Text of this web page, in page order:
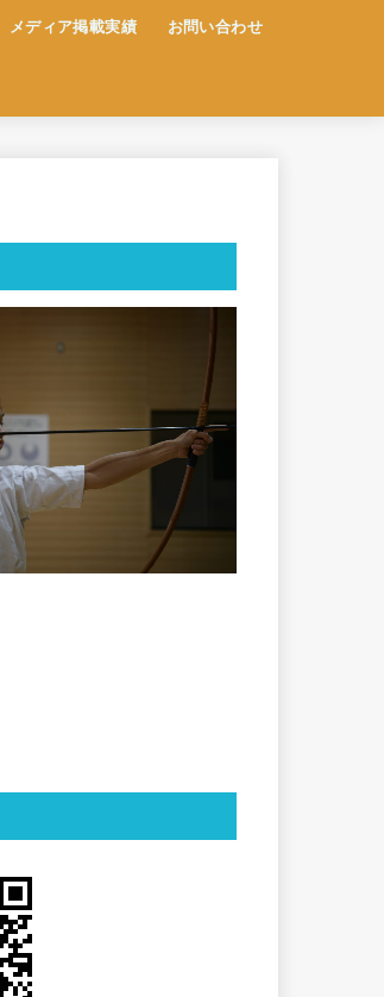
メディア掲載実績 お問い合わせ